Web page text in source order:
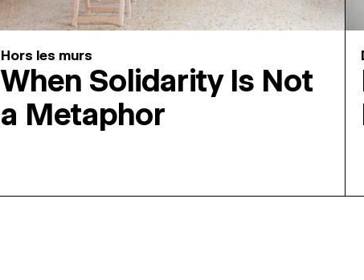
Hors les murs
When Solidarity Is Not
a Metaphor